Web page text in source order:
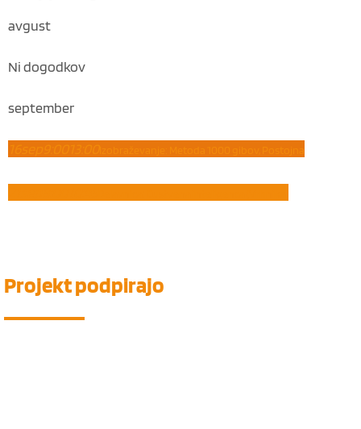
avgust
Ni dogodkov
september
Projektpodpirajo